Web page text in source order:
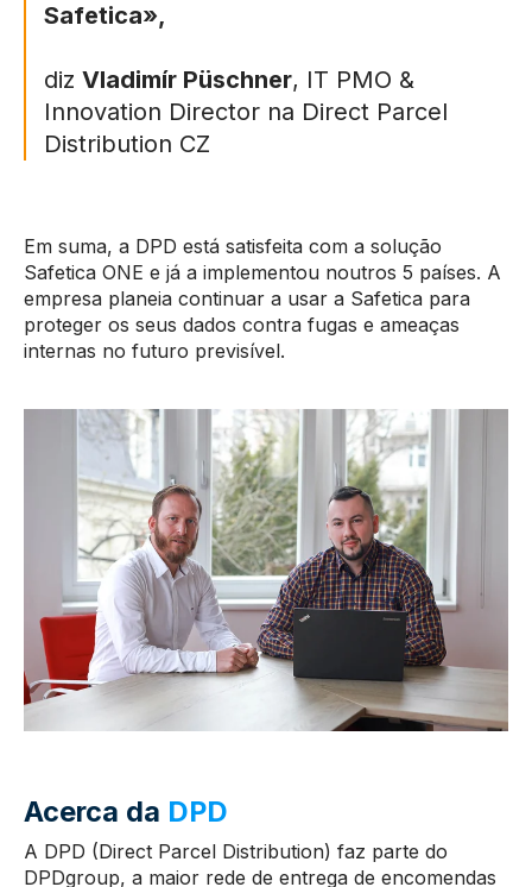
Safetica»,
diz Vladimír Püschner, IT PMO &
Innovation Director na Direct Parcel
Distribution CZ
Em suma, a DPD está satisfeita com a solução
Safetica ONE e já a implementou noutros 5 países. A
empresa planeia continuar a usar a Safetica para
proteger os seus dados contra fugas e ameaças
internas no futuro previsível.
Acerca da DPD
A DPD (Direct Parcel Distribution) faz parte do
DPDgroup, a maior rede de entrega de encomendas